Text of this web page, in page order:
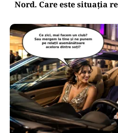
Nord. Care este situația